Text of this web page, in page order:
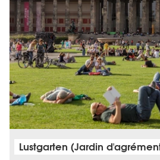
Lustgarten (Jardin